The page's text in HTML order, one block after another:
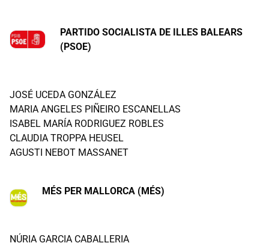
PARTIDO SOCIALISTA DE ILLES BALEARS
(PSOE)
JOSÉ UCEDA GONZÁLEZ
MARIA ANGELES PIÑEIRO ESCANELLAS
ISABEL MARÍA RODRIGUEZ ROBLES
CLAUDIA TROPPA HEUSEL
AGUSTI NEBOT MASSANET
MÉS PER MALLORCA (MÉS)
NÚRIA GARCIA CABALLERIA